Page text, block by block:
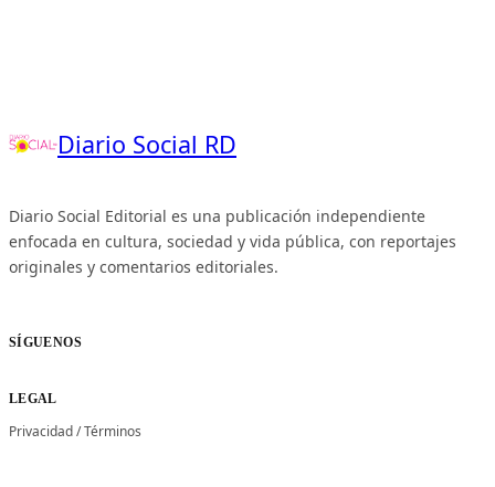
Diario Social RD
Diario Social Editorial es una publicación independiente
enfocada en cultura, sociedad y vida pública, con reportajes
originales y comentarios editoriales.
SÍGUENOS
LEGAL
Privacidad/Términos